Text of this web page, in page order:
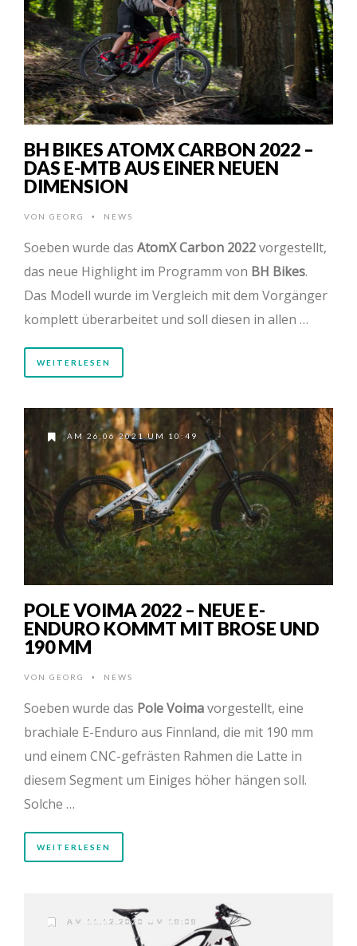
BH BIKES ATOMX CARBON 2022 –
DAS E-MTB AUS EINER NEUEN
DIMENSION
VON GEORG • NEWS
Soeben wurde das AtomX Carbon 2022vorgestellt,
das neue Highlight im Programm von BH Bikes.
Das Modell wurde im Vergleich mit dem Vorgänger
komplett überarbeitet und soll diesen in allen …
WEITERLESEN
AM 26.06.2021 UM 10:49
POLE VOIMA 2022 – NEUE E-
ENDURO KOMMT MIT BROSE UND
190 MM
VON GEORG • NEWS
Soeben wurde das Pole Voimavorgestellt, eine
brachiale E-Enduro aus Finnland, die mit 190 mm
und einem CNC-gefrästen Rahmen die Latte in
diesem Segment um Einiges höher hängen soll.
Solche …
WEITERLESEN
AM 11.12.2020 UM 18:08